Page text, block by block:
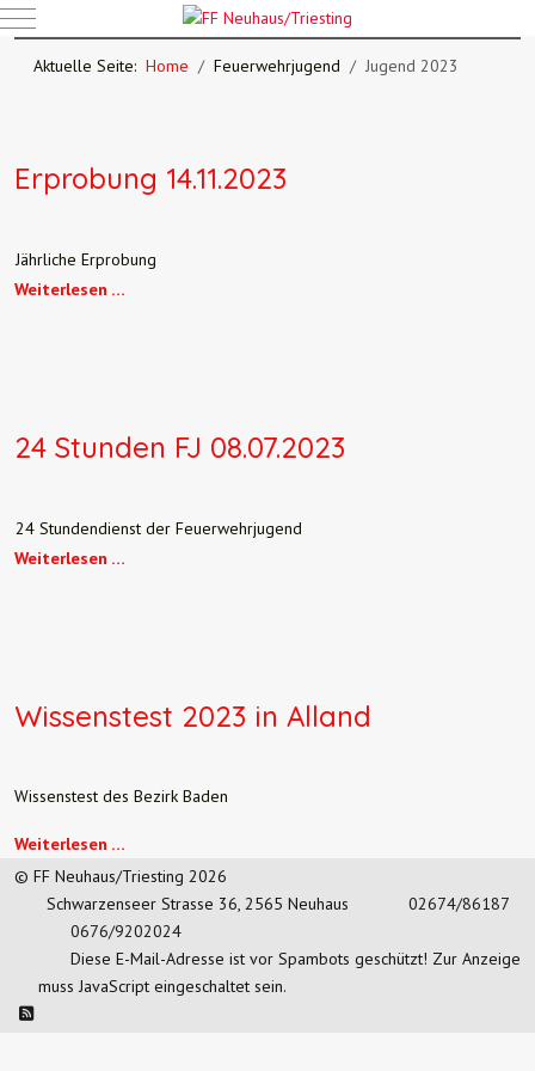
Mobile Menu Toggle
Aktuelle Seite: Home Feuerwehrjugend Jugend 2023
Erprobung 14.11.2023
Jährliche Erprobung
Weiterlesen …
24 Stunden FJ 08.07.2023
24 Stundendienst der Feuerwehrjugend
Weiterlesen …
Wissenstest 2023 in Alland
Wissenstest des Bezirk Baden
Weiterlesen …
© FF Neuhaus/Triesting 2026
Schwarzenseer Strasse 36, 2565 Neuhaus
02674/86187
0676/9202024
Diese E-Mail-Adresse ist vor Spambots geschützt! Zur Anzeige
muss JavaScript eingeschaltet sein.